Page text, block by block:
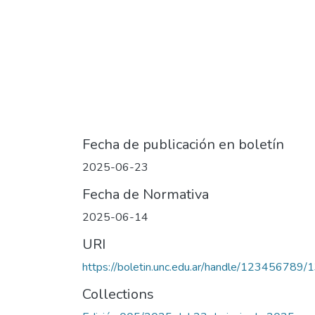
Fecha de publicación en boletín
2025-06-23
Fecha de Normativa
2025-06-14
URI
https://boletin.unc.edu.ar/handle/123456789/
Collections